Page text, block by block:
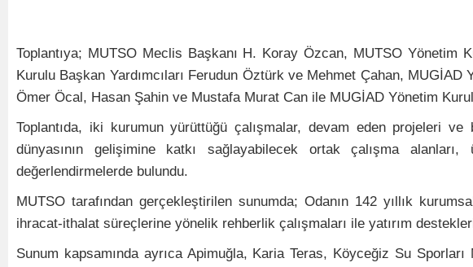
Toplantıya; MUTSO Meclis Başkanı H. Koray Özcan, MUTSO Yönetim
Kurulu Başkan Yardımcıları Ferudun Öztürk ve Mehmet Çahan,
Ömer Öcal, Hasan Şahin ve Mustafa Murat Can ile MUGİAD Yönetim
Toplantıda, iki kurumun yürüttüğü çalışmalar, devam eden projeleri
dünyasının gelişimine katkı sağlayabilecek ortak çalışma
değerlendirmelerde bulundu.
MUTSO tarafından gerçekleştirilen sunumda; Odanın 142 yıllık
ihracat-ithalat süreçlerine yönelik rehberlik çalışmaları ile yatırım
Sunum kapsamında ayrıca Apimuğla, Karia Teras, Köyceğiz Su